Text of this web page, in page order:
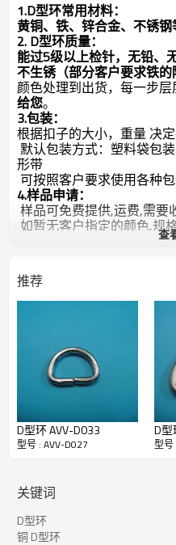
1.D型环常用材料：
黄铜、铁、锌合金、不锈钢
2. D型环质量：
能过5级以上检针，无铅、
不生锈（部分客户要求铁的
颜色处理到出货，每一步层
给您。
3.包装：
根据扣子的大小，重量 决
默认包装方式：塑料袋包
形带
可按照客户要求使用各种
4.样品申请：
样品可免费提供,运费,需要
如暂无客户指定的颜色,规
谈打样费.打样费下大货都可
国内客户: 支持银行转账,支
结） 具体详谈
国外客户:支持银行转账,西
6.售前售后服务：
谢谢各位新老客户,我们会
产品来回馈您的支持
查
推荐
D型环 AVV-D033
型号 : AVV-D027 型号
关键词
D型环
铜 D型环